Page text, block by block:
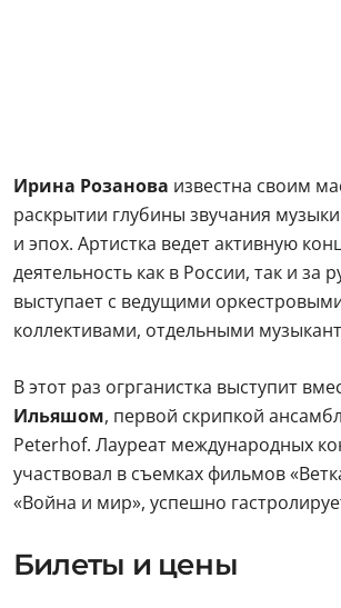
Ирина Розанова известна своим
раскрытии глубины звучания
и эпох. Артистка ведет активную
деятельность как в России, так и за
выступает с ведущими
коллективами, отдельными
В этот раз огрганистка выступит
Ильяшом, первой скрипкой
Peterhof. Лауреат международных
участвовал в съемках фильмов
«Война и мир», успешно
Билеты и цены